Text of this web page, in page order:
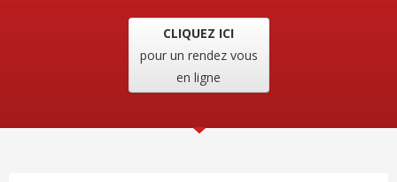
CLIQUEZ ICI
pour un rendez vous
en ligne